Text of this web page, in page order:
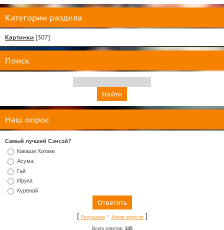
Категории раздела
Картинки [307]
Поиск
Наш опрос
Самый лучший Сэнсэй?
Какаши Хатаке
Асума
Гай
Ирука
Куренай
[ Результаты· Архив опросов]
Всего ответов: 345